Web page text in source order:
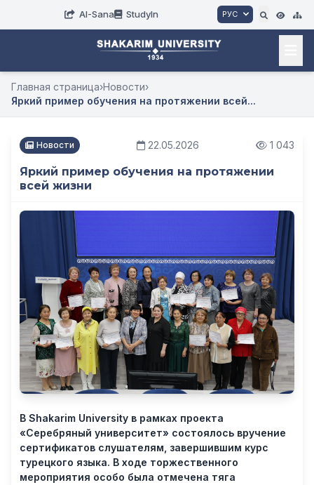
AI-Sana StudyIn РУС
Главная страница›Новости›
Яркий пример обучения на протяжении всей...
Новости 22.05.2026 1 043
Яркий пример обучения на протяжении
всей жизни
В Shakarim University в рамках проекта
«Серебряный университет» состоялось вручение
сертификатов слушателям, завершившим курс
турецкого языка. В ходе торжественного
мероприятия особо была отмечена тяга